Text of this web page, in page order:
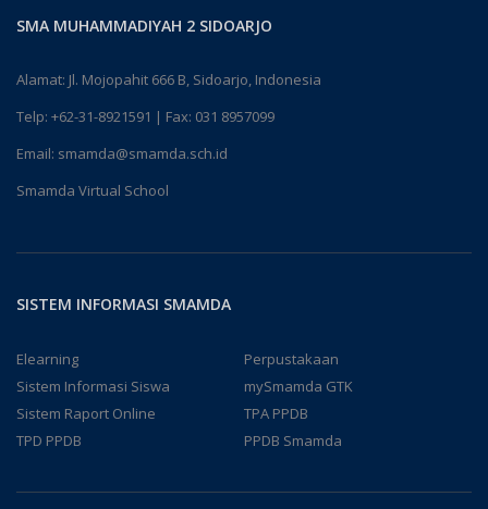
SMA MUHAMMADIYAH 2 SIDOARJO
Alamat: Jl. Mojopahit 666 B, Sidoarjo, Indonesia
Telp: +62-31-8921591 | Fax: 031 8957099
Email: smamda@smamda.sch.id
Smamda Virtual School
SISTEM INFORMASI SMAMDA
Elearning
Perpustakaan
Sistem Informasi Siswa
mySmamda GTK
Sistem Raport Online
TPA PPDB
TPD PPDB
PPDB Smamda